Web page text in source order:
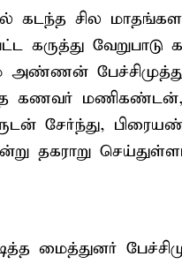
கடந்த சில
கருத்து
அண்ணன்
கணவர் மணிகண்டன்,
சேர்ந்து,
தகராறு
மைத்துனர்